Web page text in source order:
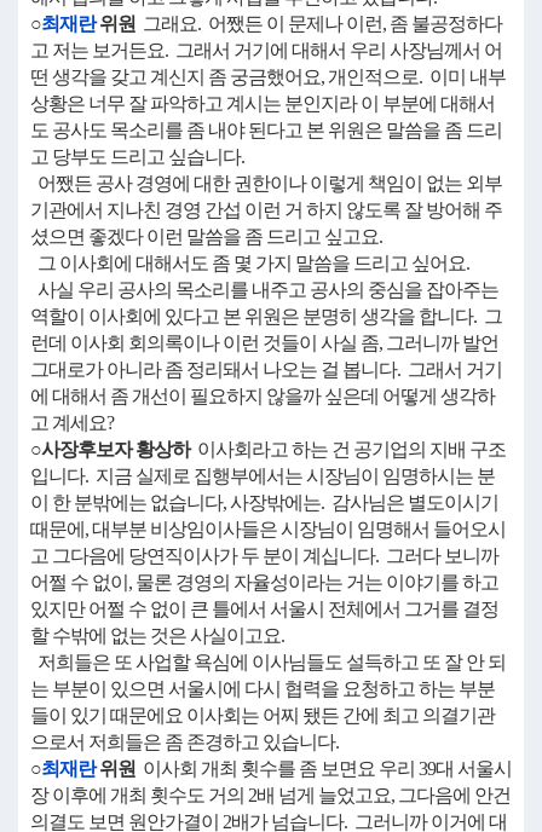
○최재란위원 그래요. 어쨌든 이 문제나 이런, 좀 불공정하다
고 저는 보거든요. 그래서 거기에 대해서 우리 사장님께서 어
떤 생각을 갖고 계신지 좀 궁금했어요, 개인적으로. 이미 내부
상황은 너무 잘 파악하고 계시는 분인지라 이 부분에 대해서
도 공사도 목소리를 좀 내야 된다고 본 위원은 말씀을 좀 드리
고 당부도 드리고 싶습니다.
어쨌든 공사 경영에 대한 권한이나 이렇게 책임이 없는 외부
기관에서 지나친 경영 간섭 이런 거 하지 않도록 잘 방어해 주
셨으면 좋겠다 이런 말씀을 좀 드리고 싶고요.
그 이사회에 대해서도 좀 몇 가지 말씀을 드리고 싶어요.
사실 우리 공사의 목소리를 내주고 공사의 중심을 잡아주는
역할이 이사회에 있다고 본 위원은 분명히 생각을 합니다. 그
런데 이사회 회의록이나 이런 것들이 사실 좀, 그러니까 발언
그대로가 아니라 좀 정리돼서 나오는 걸 봅니다. 그래서 거기
에 대해서 좀 개선이 필요하지 않을까 싶은데 어떻게 생각하
고 계세요?
○사장후보자 황상하이사회라고 하는 건 공기업의 지배 구조
입니다. 지금 실제로 집행부에서는 시장님이 임명하시는 분
이 한 분밖에는 없습니다, 사장밖에는. 감사님은 별도이시기
때문에, 대부분 비상임이사들은 시장님이 임명해서 들어오시
고 그다음에 당연직이사가 두 분이 계십니다. 그러다 보니까
어쩔 수 없이, 물론 경영의 자율성이라는 거는 이야기를 하고
있지만 어쩔 수 없이 큰 틀에서 서울시 전체에서 그거를 결정
할 수밖에 없는 것은 사실이고요.
저희들은 또 사업할 욕심에 이사님들도 설득하고 또 잘 안 되
는 부분이 있으면 서울시에 다시 협력을 요청하고 하는 부분
들이 있기 때문에요 이사회는 어찌 됐든 간에 최고 의결기관
으로서 저희들은 좀 존경하고 있습니다.
○최재란위원 이사회 개최 횟수를 좀 보면요 우리 39대 서울시
장 이후에 개최 횟수도 거의 2배 넘게 늘었고요, 그다음에 안건
의결도 보면 원안가결이 2배가 넘습니다. 그러니까 이거에 대